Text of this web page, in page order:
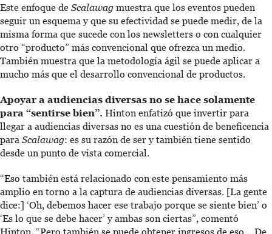
Este enfoque de Scalawag muestra que los eventos pueden
seguir un esquema y que su efectividad se puede medir, de la
misma forma que sucede con los newsletters o con cualquier
otro “producto” más convencional que ofrezca un medio.
También muestra que la metodología ágil se puede aplicar a
mucho más que el desarrollo convencional de productos.
Apoyar a audiencias diversas no se hace solamente
para “sentirse bien”. Hinton enfatizó que invertir para
llegar a audiencias diversas no es una cuestión de beneficencia
para Scalawag: es su razón de ser y también tiene sentido
desde un punto de vista comercial.
“Eso también está relacionado con este pensamiento más
amplio en torno a la captura de audiencias diversas. [La gente
dice:] ‘Oh, debemos hacer ese trabajo porque se siente bien’ o
‘Es lo que se debe hacer’ y ambas son ciertas”, comentó